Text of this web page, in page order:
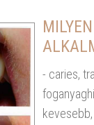
- caries,